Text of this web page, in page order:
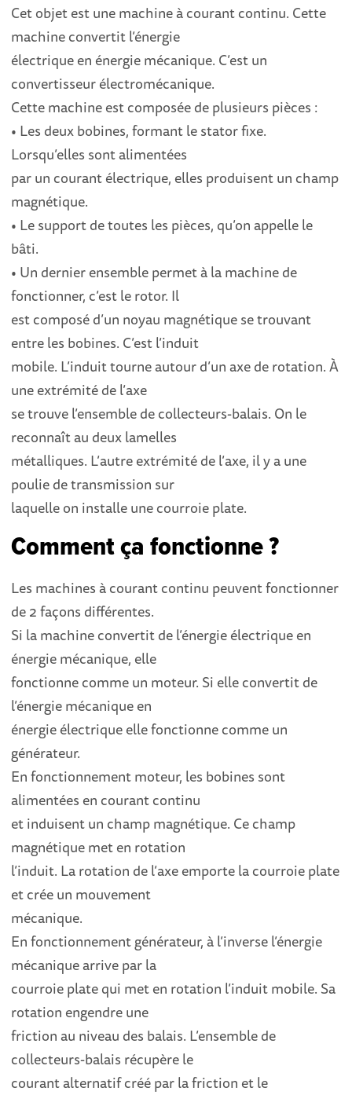
Cet objet est une machine à courant continu. Cette
machine convertit l’énergie
électrique en énergie mécanique. C’est un
convertisseur électromécanique.
Cette machine est composée de plusieurs pièces :
• Les deux bobines, formant le stator fixe.
Lorsqu’elles sont alimentées
par un courant électrique, elles produisent un champ
magnétique.
• Le support de toutes les pièces, qu’on appelle le
bâti.
• Un dernier ensemble permet à la machine de
fonctionner, c’est le rotor. Il
est composé d’un noyau magnétique se trouvant
entre les bobines. C’est l’induit
mobile. L’induit tourne autour d’un axe de rotation. À
une extrémité de l’axe
se trouve l’ensemble de collecteurs-balais. On le
reconnaît au deux lamelles
métalliques. L’autre extrémité de l’axe, il y a une
poulie de transmission sur
laquelle on installe une courroie plate.
Comment ça fonctionne ?
Les machines à courant continu peuvent fonctionner
de 2 façons différentes.
Si la machine convertit de l’énergie électrique en
énergie mécanique, elle
fonctionne comme un moteur. Si elle convertit de
l’énergie mécanique en
énergie électrique elle fonctionne comme un
générateur.
En fonctionnement moteur, les bobines sont
alimentées en courant continu
et induisent un champ magnétique. Ce champ
magnétique met en rotation
l’induit. La rotation de l’axe emporte la courroie plate
et crée un mouvement
mécanique.
En fonctionnement générateur, à l’inverse l’énergie
mécanique arrive par la
courroie plate qui met en rotation l’induit mobile. Sa
rotation engendre une
friction au niveau des balais. L’ensemble de
collecteurs-balais récupère le
courant alternatif créé par la friction et le